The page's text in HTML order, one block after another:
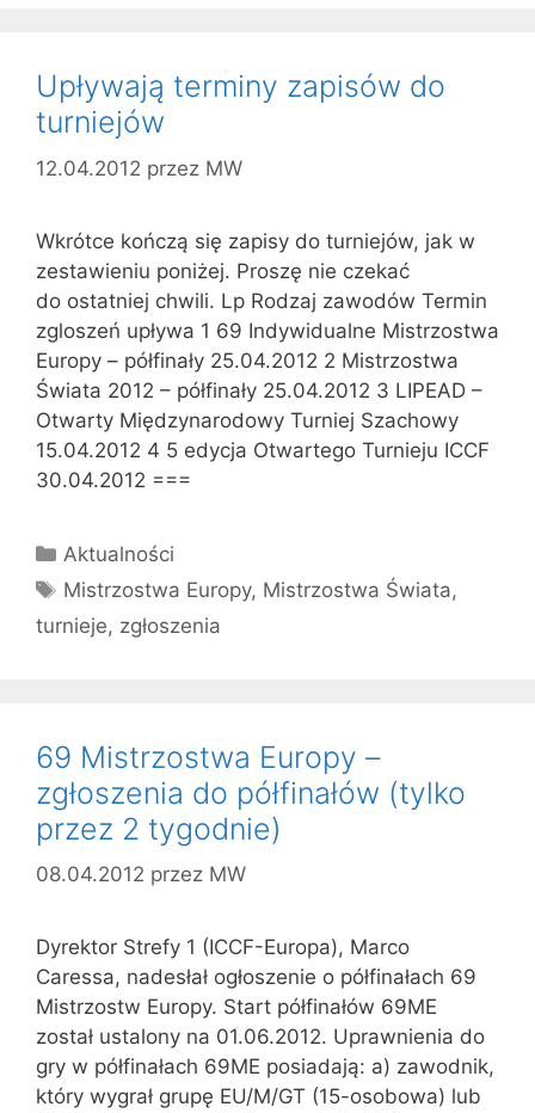
Upływają terminy zapisów do
turniejów
12.04.2012 przez MW
Wkrótce kończą się zapisy do turniejów, jak w
zestawieniu poniżej. Proszę nie czekać
do ostatniej chwili. Lp Rodzaj zawodów Termin
zgloszeń upływa 1 69 Indywidualne Mistrzostwa
Europy – półfinały 25.04.2012 2 Mistrzostwa
Świata 2012 – półfinały 25.04.2012 3 LIPEAD –
Otwarty Międzynarodowy Turniej Szachowy
15.04.2012 4 5 edycja Otwartego Turnieju ICCF
30.04.2012 ===
Kategorie
Aktualności
Tagi
Mistrzostwa Europy, Mistrzostwa Świata,
turnieje, zgłoszenia
69 Mistrzostwa Europy –
zgłoszenia do półfinałów (tylko
przez 2 tygodnie)
08.04.2012 przez MW
Dyrektor Strefy 1 (ICCF-Europa), Marco
Caressa, nadesłał ogłoszenie o półfinałach 69
Mistrzostw Europy. Start półfinałów 69ME
został ustalony na 01.06.2012. Uprawnienia do
gry w półfinałach 69ME posiadają: a) zawodnik,
który wygrał grupę EU/M/GT (15-osobowa) lub